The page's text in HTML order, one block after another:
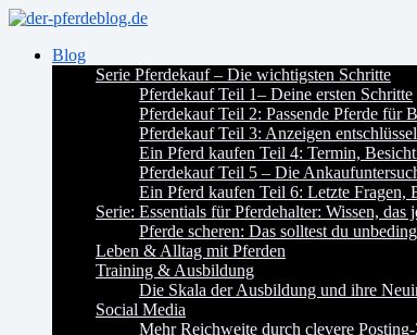
Blog
Serie Pferdekauf – Die wichtigsten Schritte
Pferdekauf Teil 1– Deine ersten Schritte
Pferdekauf Teil 2: Passende Pferde für
Pferdekauf Teil 3: Anzeigen
Ein Pferd kaufen Teil 4: Termin,
Pferdekauf Teil 5 – Die
Ein Pferd kaufen Teil 6: Letzte Fragen,
Serie: Essentials für Pferdehalter: Wissen, das
Pferde scheren: Das solltest du
Leben & Alltag mit Pferden
Training & Ausbildung
Die Skala der Ausbildung und ihre
Social Media
Mehr Reichweite durch clevere